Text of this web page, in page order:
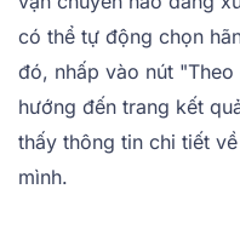
có thể tự động chọn
đó, nhấp vào nút
hướng đến trang kết
thấy thông tin chi tiết
mình.